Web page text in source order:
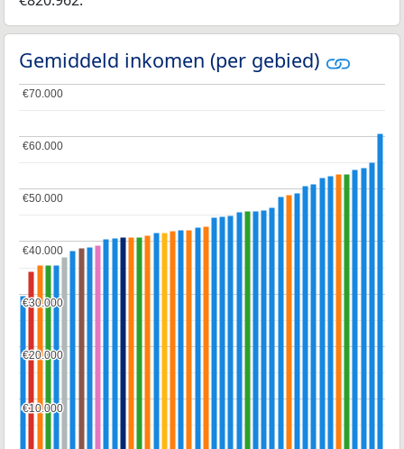
Gemiddeld inkomen (per gebied)
€10.000
€10.000
€20.000
€20.000
€30.000
€30.000
€40.000
€40.000
€50.000
€50.000
€60.000
€60.000
€70.000
€70.000